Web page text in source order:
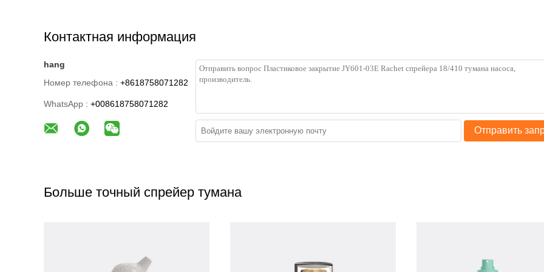
Контактная информация
hang
Номер телефона : +8618758071282
WhatsApp : +008618758071282
Отправить
Больше точный спрейер тумана